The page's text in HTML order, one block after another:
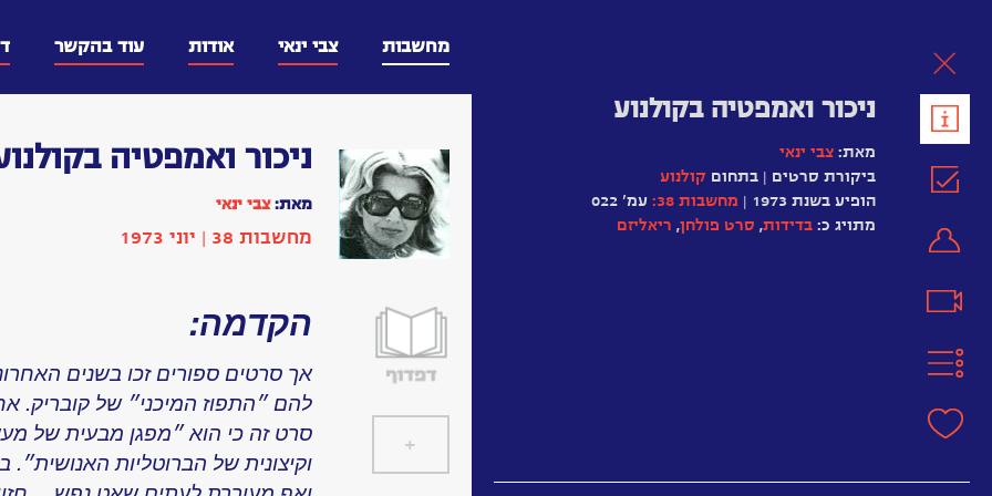
מחשבות צבי ינאי אודות עוד בהקשר
ניכור ואמפטיה
מאת:צבי ינאי
מחשבות 38 | יוני 1973
+
הקדמה:
אך סרטים ספורים זכו בשנים
להם ״התפוז המיכני״ של קובריק.
סרט זה כי הוא ״מפגן מבעית של
וקיצונית של הברוטליות האנושית״.
ניכור ואמפטיה בקולנוע
מאת: צבי ינאי
ביקורת סרטים | בתחום קולנוע
הופיע בשנת 1973 |
מחשבות 38:
עמ' 022
מתויג כ: בדידות, סרט פולחן, ריאליזם
חלש מיושן מענין מרתק מומלץ היסטרי